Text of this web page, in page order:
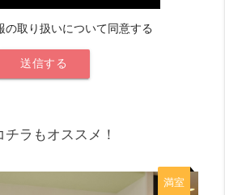
の取り扱いについて同意する
チラもオススメ！
満室